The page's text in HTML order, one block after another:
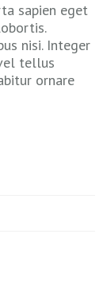
sapien eget
nisi. Integer
tellus
ornare